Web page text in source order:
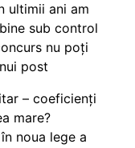
ultimii ani am
sub control
nu poți
post
– coeficienți
mare?
noua lege a